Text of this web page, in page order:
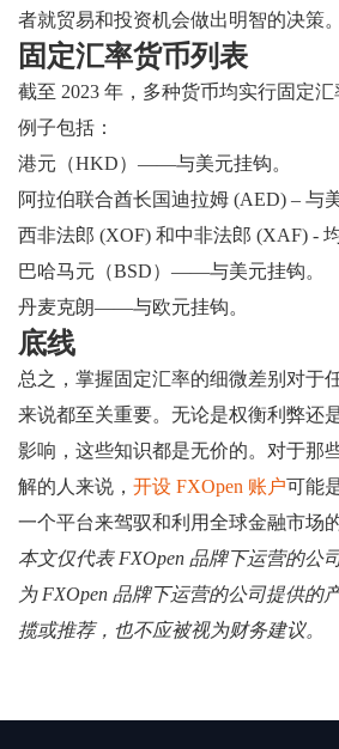
者就贸易和投资机会做出明智的决策。
固定汇率货币列表
截至 2023 年，多种货币均实行固定
例子包括：
港元（HKD）——与美元挂钩。
阿拉伯联合酋长国迪拉姆 (AED) – 与
西非法郎 (XOF) 和中非法郎 (XAF) -
巴哈马元（BSD）——与美元挂钩。
丹麦克朗——与欧元挂钩。
底线
总之，掌握固定汇率的细微差别对于
来说都至关重要。无论是权衡利弊还
影响，这些知识都是无价的。对于那
解的人来说， 开设 FXOpen 账户可能
一个平台来驾驭和利用全球金融市场
本文仅代表 FXOpen 品牌下运营的公
为 FXOpen 品牌下运营的公司提供的
揽或推荐，也不应被视为财务建议。